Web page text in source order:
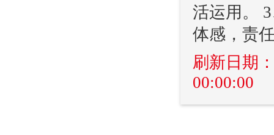
活运用。
体感，责
刷新日期
00:00:00